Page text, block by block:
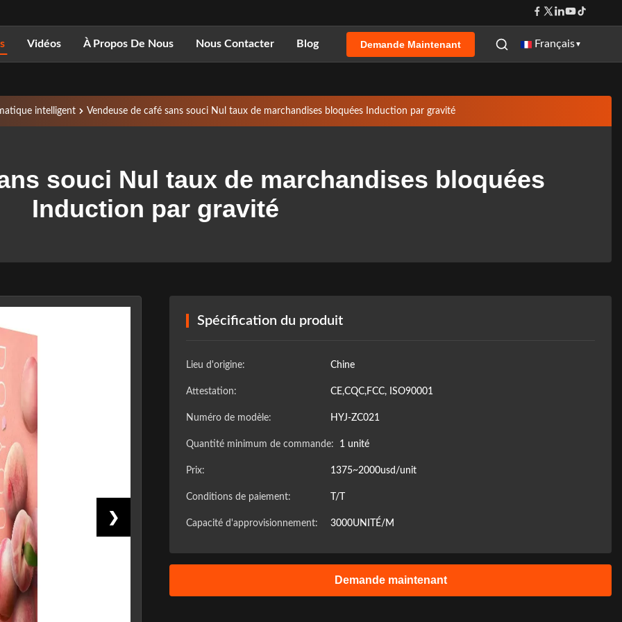
Vidéos À Propos De Nous Nous Contacter Blog Demande Maintenant Français ▼
intelligent Vendeuse de café sans souci Nul taux de marchandises bloquées Induction par gravité
souci Nul taux de marchandises bloquées
Induction par gravité
❯
Spécification du produit
Lieu d'origine: Chine
Attestation: CE,CQC,FCC, ISO90001
Numéro de modèle: HYJ-ZC021
Quantité minimum de commande: 1 unité
Prix: 1375~2000usd/unit
Conditions de paiement: T/T
Capacité d'approvisionnement: 3000UNITÉ/M
Demande maintenant